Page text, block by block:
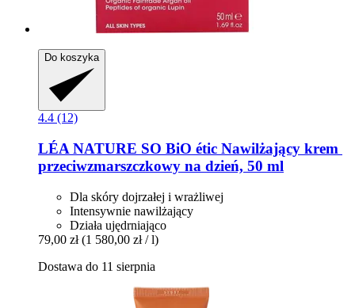
Do koszyka
4.4 (12)
LÉA NATURE SO BiO étic Nawilżający krem ​​
przeciwzmarszczkowy na dzień, 50 ml
Dla skóry dojrzałej i wrażliwej
Intensywnie nawilżający
Działa ujędrniająco
79,00 zł (1 580,00 zł / l)
Dostawa do 11 sierpnia